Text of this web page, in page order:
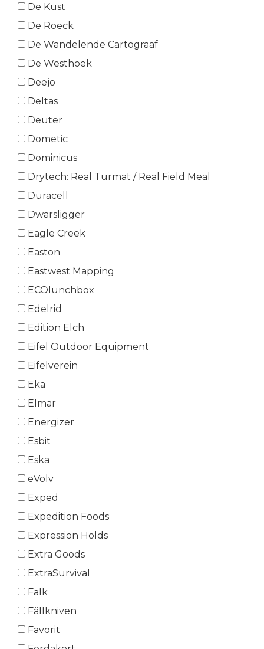
De Kust
De Roeck
De Wandelende Cartograaf
De Westhoek
Deejo
Deltas
Deuter
Dometic
Dominicus
Drytech: Real Turmat / Real Field Meal
Duracell
Dwarsligger
Eagle Creek
Easton
Eastwest Mapping
ECOlunchbox
Edelrid
Edition Elch
Eifel Outdoor Equipment
Eifelverein
Eka
Elmar
Energizer
Esbit
Eska
eVolv
Exped
Expedition Foods
Expression Holds
Extra Goods
ExtraSurvival
Falk
Fällkniven
Favorit